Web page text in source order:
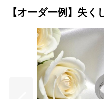
【オーダー例】失